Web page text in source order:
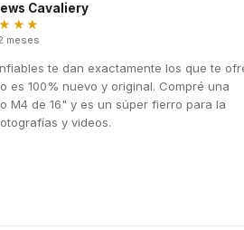
Cavaliery
meses
te dan exactamente los que te
es 100% nuevo y original. Compré una
M4 de 16" y es un súper fierro para la
y videos.